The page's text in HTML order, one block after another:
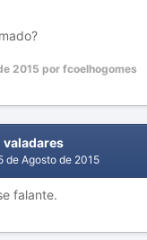
2015 por fcoelhogomes
valadares
de Agosto de 2015
falante.